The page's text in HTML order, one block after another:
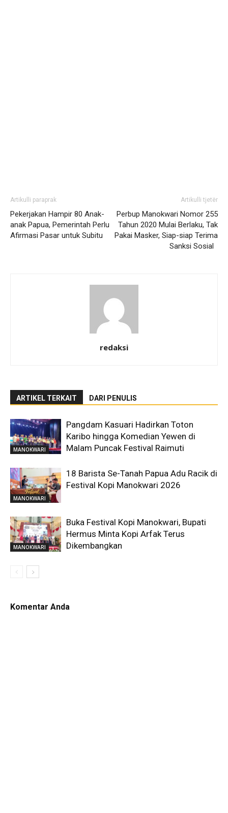
Artikulli paraprak
Pekerjakan Hampir 80 Anak-
anak Papua, Pemerintah Perlu
Afirmasi Pasar untuk Subitu
Artikulli tjetër
Perbup Manokwari Nomor 255
Tahun 2020 Mulai Berlaku, Tak
Pakai Masker, Siap-siap Terima
Sanksi Sosial
redaksi
ARTIKEL TERKAIT DARI PENULIS
MANOKWARI
Pangdam Kasuari Hadirkan Toton
Karibo hingga Komedian Yewen di
Malam Puncak Festival Raimuti
MANOKWARI
18 Barista Se-Tanah Papua Adu Racik di
Festival Kopi Manokwari 2026
MANOKWARI
Buka Festival Kopi Manokwari, Bupati
Hermus Minta Kopi Arfak Terus
Dikembangkan
Komentar Anda